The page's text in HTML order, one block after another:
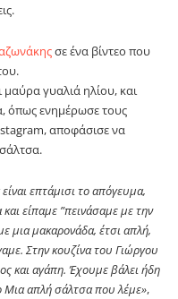
σε ένα βίντεο που
γυαλιά ηλίου, και
όπως ενημέρωσε τους
αποφάσισε να
επτάμισι το απόγευμα,
είπαμε ”πεινάσαμε με την
μια μακαρονάδα, έτσι απλή,
Στην κουζίνα του Γιώργου
και αγάπη. Έχουμε βάλει ήδη
Μια απλή σάλτσα που λέμε»,